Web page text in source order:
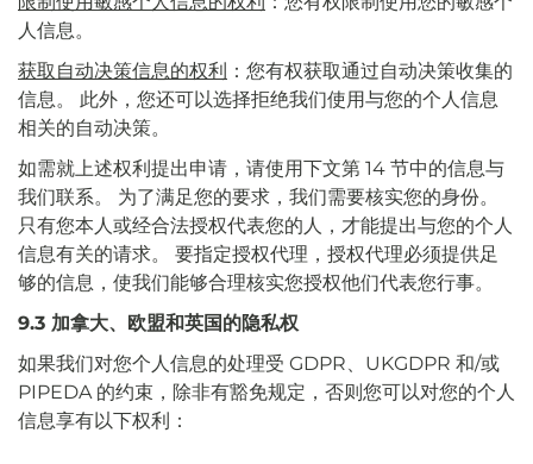
人信息。
获取自动决策信息的权利 ：您有权获取通过自动决策收集的
信息。 此外，您还可以选择拒绝我们使用与您的个人信息
相关的自动决策。
如需就上述权利提出申请，请使用下文第 14 节中的信息与
我们联系。 为了满足您的要求，我们需要核实您的身份。
只有您本人或经合法授权代表您的人，才能提出与您的个人
信息有关的请求。 要指定授权代理，授权代理必须提供足
够的信息，使我们能够合理核实您授权他们代表您行事。
9.3 加拿大、欧盟和英国的隐私权
如果我们对您个人信息的处理受 GDPR、UKGDPR 和/或
PIPEDA 的约束，除非有豁免规定，否则您可以对您的个人
信息享有以下权利：